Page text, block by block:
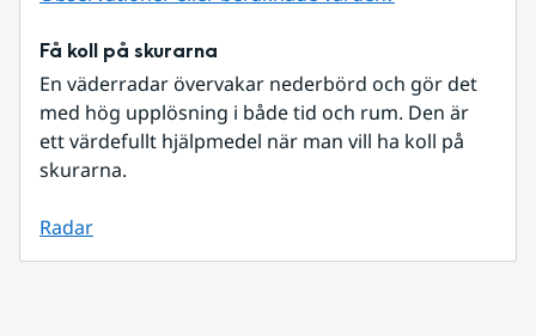
Få koll på skurarna
En väderradar övervakar nederbörd och gör det
med hög upplösning i både tid och rum. Den är
ett värdefullt hjälpmedel när man vill ha koll på
skurarna.
Radar